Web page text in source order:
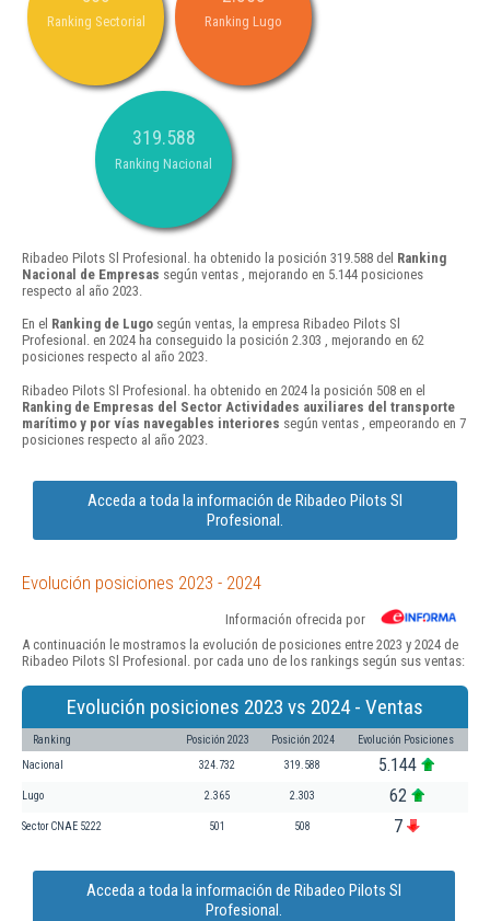
Ranking Sectorial Ranking Lugo
319.588
Ranking Nacional
Ribadeo Pilots Sl Profesional. ha obtenido la posición 319.588 del Ranking
Nacional de Empresas según ventas , mejorando en 5.144 posiciones
respecto al año 2023.
En el Ranking de Lugo según ventas, la empresa Ribadeo Pilots Sl
Profesional. en 2024 ha conseguido la posición 2.303 , mejorando en 62
posiciones respecto al año 2023.
Ribadeo Pilots Sl Profesional. ha obtenido en 2024 la posición 508 en el
Ranking de Empresas del Sector Actividades auxiliares del transporte
marítimo y por vías navegables interiores según ventas , empeorando en 7
posiciones respecto al año 2023.
Acceda a toda la información de Ribadeo Pilots Sl
Profesional.
Evolución posiciones 2023 - 2024
Información ofrecida por
A continuación le mostramos la evolución de posiciones entre 2023 y 2024 de
Ribadeo Pilots Sl Profesional. por cada uno de los rankings según sus ventas:
Evolución posiciones 2023 vs 2024 - Ventas
Ranking Posición 2023 Posición 2024 Evolución Posiciones
Nacional 324.732 319.588 5.144
Lugo 2.365 2.303 62
Sector CNAE 5222 501 508 7
Acceda a toda la información de Ribadeo Pilots Sl
Profesional.